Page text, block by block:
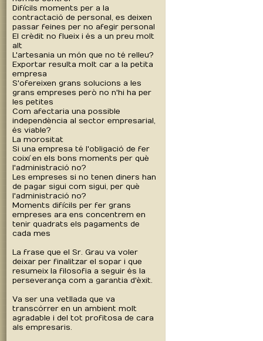
Difícils moments per a la
contractació de personal, es deixen
passar feines per no afegir personal
El crèdit no flueix i és a un preu molt
alt
L'artesania un món que no té relleu?
Exportar resulta molt car a la petita
empresa
S'ofereixen grans solucions a les
grans empreses però no n'hi ha per
les petites
Com afectaria una possible
independència al sector empresarial,
és viable?
La morositat
Si una empresa té l'obligació de fer
coixí en els bons moments per què
l'administració no?
Les empreses si no tenen diners han
de pagar sigui com sigui, per què
l'administració no?
Moments difícils per fer grans
empreses ara ens concentrem en
tenir quadrats els pagaments de
cada mes
La frase que el Sr. Grau va voler
deixar per finalitzar el sopar i que
resumeix la filosofia a seguir és la
perseverança com a garantia d'èxit.
Va ser una vetllada que va
transcórrer en un ambient molt
agradable i del tot profitosa de cara
als empresaris.